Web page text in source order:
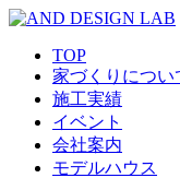
TOP
家づくりについ
施工実績
イベント
会社案内
モデルハウス